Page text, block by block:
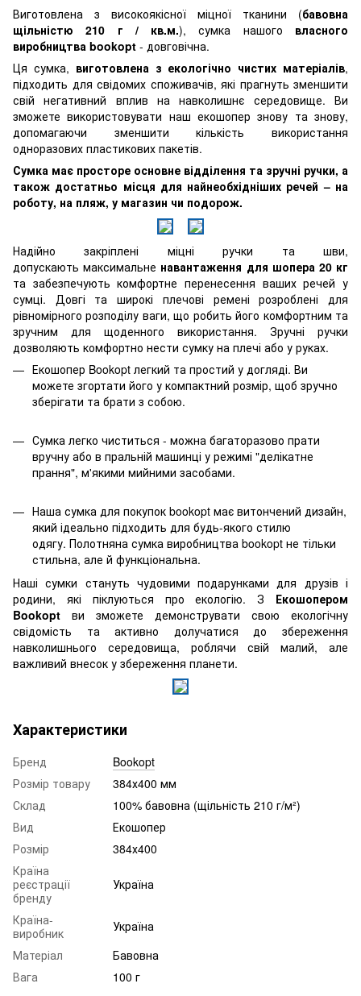
Виготовлена з високоякісної міцної тканини (бавовна
щільністю 210 г / кв.м.), сумка нашого власного
виробництва bookopt - довговічна.
Ця сумка, виготовлена з екологічно чистих матеріалів,
підходить для свідомих споживачів, які прагнуть зменшити
свій негативний вплив на навколишнє середовище. Ви
зможете використовувати наш екошопер знову та знову,
допомагаючи зменшити кількість використання
одноразових пластикових пакетів.
Сумка має просторе основне відділення та зручні ручки, а
також достатньо місця для найнеобхідніших речей – на
роботу, на пляж, у магазин чи подорож.
Надійно закріплені міцні ручки та шви,
допускають максимальне навантаження для шопера 20 кг
та забезпечують комфортне перенесення ваших речей у
сумці. Довгі та широкі плечові ремені розроблені для
рівномірного розподілу ваги, що робить його комфортним та
зручним для щоденного використання. Зручні ручки
дозволяють комфортно нести сумку на плечі або у руках.
Екошопер Bookopt легкий та простий у догляді. Ви
можете згортати його у компактний розмір, щоб зручно
зберігати та брати з собою.
Сумка легко чиститься - можна багаторазово прати
вручну або в пральній машинці у режимі "делікатне
прання", м'якими мийними засобами.
Наша сумка для покупок bookopt має витончений дизайн,
який ідеально підходить для будь-якого стилю
одягу. Полотняна сумка виробництва bookopt не тільки
стильна, але й функціональна.
Наші сумки стануть чудовими подарунками для друзів і
родини, які піклуються про екологію. З Екошопером
Bookopt ви зможете демонструвати свою екологічну
свідомість та активно долучатися до збереження
навколишнього середовища, роблячи свій малий, але
важливий внесок у збереження планети.
Характеристики
Бренд
Bookopt
Розмір товару
384х400 мм
Склад
100% бавовна (щільність 210 г/м²)
Вид
Екошопер
Розмір
384х400
Країна
реєстрації
бренду
Україна
Країна-
виробник
Україна
Матеріал
Бавовна
Вага
100 г